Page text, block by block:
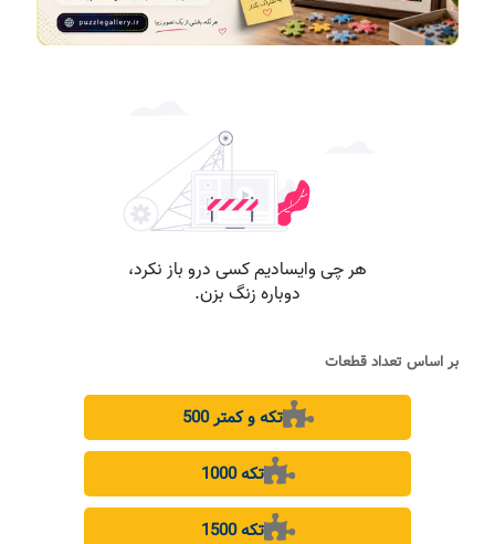
بر اساس تعداد قطعات
500 تکه و کمتر
1000 تکه
1500 تکه